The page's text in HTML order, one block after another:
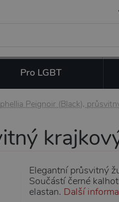
Pro LGBT
Peignoir (Black),
Elegantní průsvitný
Součástí černé
elastan. Další